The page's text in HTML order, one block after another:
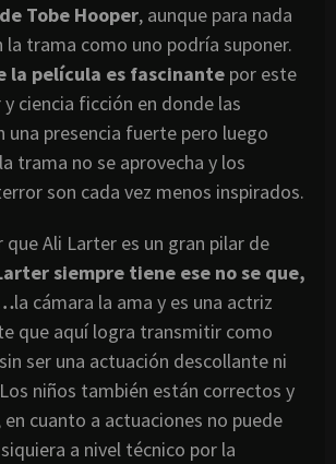
Tobe Hooper, aunque para nada
la trama como uno podría suponer.
la película es fascinante por este
ciencia ficción en donde las
una presencia fuerte pero luego
trama no se aprovecha y los
son cada vez menos inspirados.
que Ali Larter es un gran pilar de
siempre tiene ese no se que,
la cámara la ama y es una actriz
que aquí logra transmitir como
ser una actuación descollante ni
niños también están correctos y
cuanto a actuaciones no puede
a nivel técnico por la